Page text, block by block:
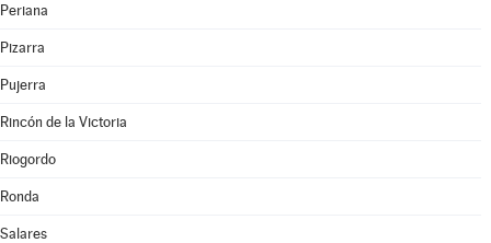
Periana
Pizarra
Pujerra
Rincón de la Victoria
Riogordo
Ronda
Salares